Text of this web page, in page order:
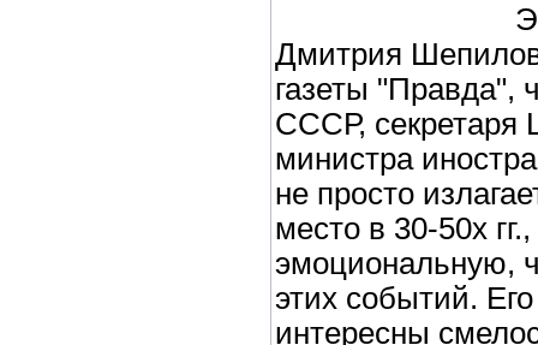
Дмитрия
газеты "Правда",
СССР, секретаря
министра
не просто
место в 30-50­х
эмоциональную,
этих событий.
интересны